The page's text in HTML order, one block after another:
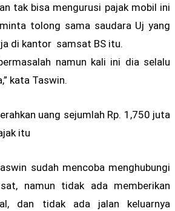
tak bisa mengurusi pajak mobil ini
tolong sama saudara Uj yang
di kantor samsat BS itu.
namun kali ini dia selalu
kata Taswin.
uang sejumlah Rp. 1,750 juta
itu
sudah mencoba menghubungi
namun tidak ada memberikan
dan tidak ada jalan keluarnya